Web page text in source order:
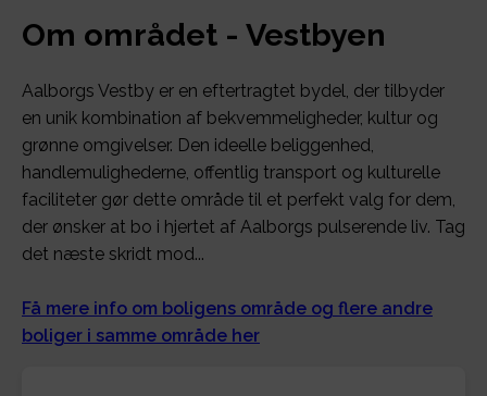
Om området - Vestbyen
Aalborgs Vestby er en eftertragtet bydel, der tilbyder
en unik kombination af bekvemmeligheder, kultur og
grønne omgivelser. Den ideelle beliggenhed,
handlemulighederne, offentlig transport og kulturelle
faciliteter gør dette område til et perfekt valg for dem,
der ønsker at bo i hjertet af Aalborgs pulserende liv. Tag
det næste skridt mod...
Få mere info om boligens område og flere andre
boliger i samme område her